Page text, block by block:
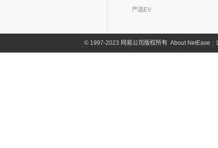
严选EV
©1997-2023 网易公司版权所有 About NetEase